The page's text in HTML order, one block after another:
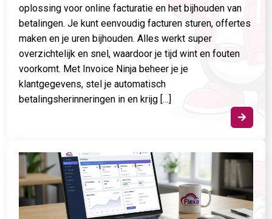
oplossing voor online facturatie en het bijhouden van
betalingen. Je kunt eenvoudig facturen sturen, offertes
maken en je uren bijhouden. Alles werkt super
overzichtelijk en snel, waardoor je tijd wint en fouten
voorkomt. Met Invoice Ninja beheer je je
klantgegevens, stel je automatisch
betalingsherinneringen in en krijg […]
